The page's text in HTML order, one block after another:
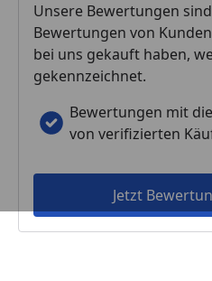
Unsere Bewertungen
Bewertungen von
bei uns gekauft haben,
gekennzeichnet.
Bewertungen mit
von verifizierten
Jetzt